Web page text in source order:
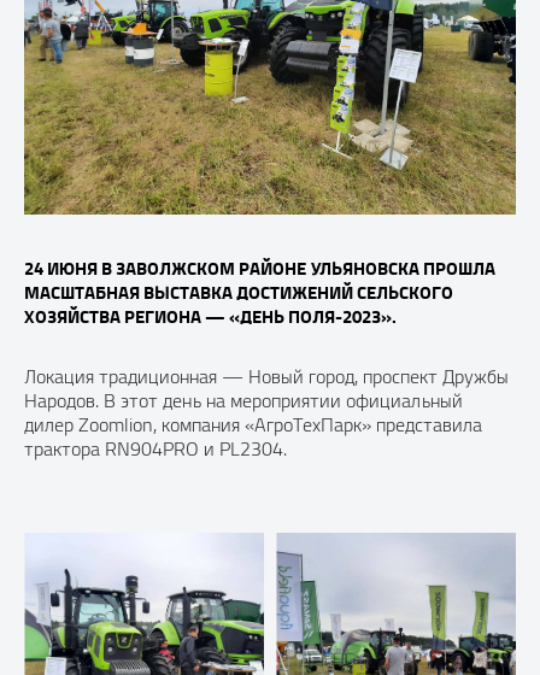
24 ИЮНЯ В ЗАВОЛЖСКОМ РАЙОНЕ УЛЬЯНОВСКА ПРОШЛА
МАСШТАБНАЯ ВЫСТАВКА ДОСТИЖЕНИЙ СЕЛЬСКОГО
ХОЗЯЙСТВА РЕГИОНА — «ДЕНЬ ПОЛЯ-2023».
Локация традиционная — Новый город, проспект Дружбы
Народов. В этот день на мероприятии официальный
дилер Zoomlion, компания «АгроТехПарк» представила
трактора RN904PRO и PL2304.